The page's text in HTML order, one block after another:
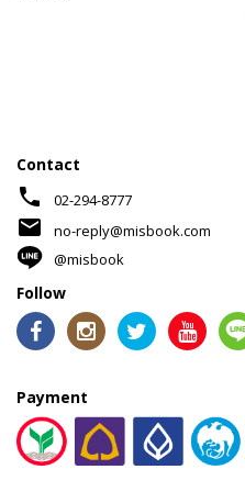
Contact
phone 02-294-8777
mail
no-reply@misbook.com
@misbook
Follow
Payment